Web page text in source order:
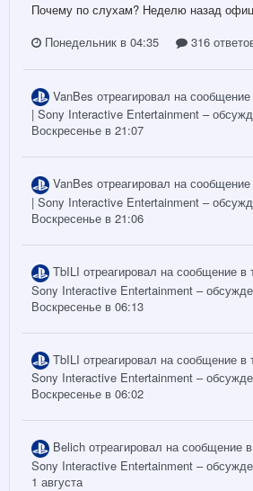
Почему по слухам? Неделю назад
Понедельник в 04:35
316
VanBes отреагировал на
| Sony Interactive Entertainment –
Воскресенье в 21:07
VanBes отреагировал на
| Sony Interactive Entertainment –
Воскресенье в 21:06
TbILI отреагировал на сообщение в
Sony Interactive Entertainment –
Воскресенье в 06:13
TbILI отреагировал на сообщение в
Sony Interactive Entertainment –
Воскресенье в 06:02
Belich отреагировал на сообщение
Sony Interactive Entertainment –
1 августа